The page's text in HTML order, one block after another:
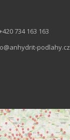
734 163 163
podlahy.cz